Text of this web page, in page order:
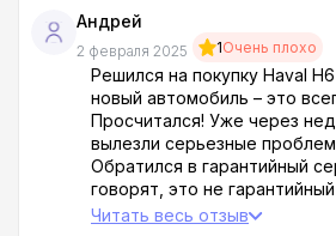
Андрей
2 февраля 2025 1Очень плохо
Решился на покупку Haval
новый автомобиль – это
Просчитался! Уже через
вылезли серьезные
Обратился в гарантийный
говорят, это не
виноваты, видимо,
Читать весь отзыв